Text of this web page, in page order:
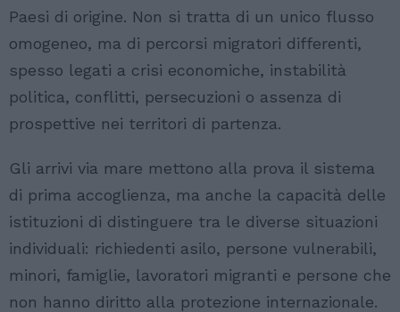
Paesi di origine. Non si tratta di un unico flusso
omogeneo, ma di percorsi migratori differenti,
spesso legati a crisi economiche, instabilità
politica, conflitti, persecuzioni o assenza di
prospettive nei territori di partenza.
Gli arrivi via mare mettono alla prova il sistema
di prima accoglienza, ma anche la capacità delle
istituzioni di distinguere tra le diverse situazioni
individuali: richiedenti asilo, persone vulnerabili,
minori, famiglie, lavoratori migranti e persone che
non hanno diritto alla protezione internazionale.